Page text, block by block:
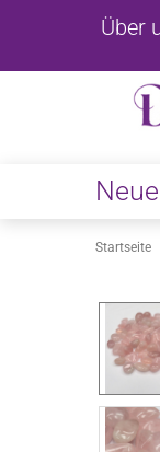
Über
Startseite